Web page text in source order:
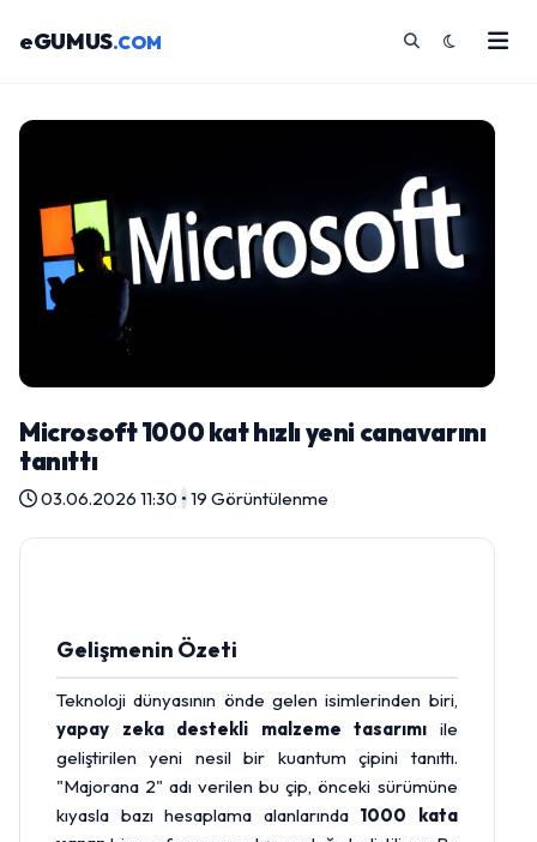
eGUMUS.COM
Microsoft 1000 kat hızlı yeni canavarını
tanıttı
03.06.2026 11:30 •19 Görüntülenme
Gelişmenin Özeti
Teknoloji dünyasının önde gelen isimlerinden biri,
yapay zeka destekli malzeme tasarımı ile
geliştirilen yeni nesil bir kuantum çipini tanıttı.
"Majorana 2" adı verilen bu çip, önceki sürümüne
kıyasla bazı hesaplama alanlarında 1000 kata